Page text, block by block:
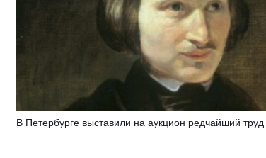
В Петербурге выставили на аукцион редчайший труд